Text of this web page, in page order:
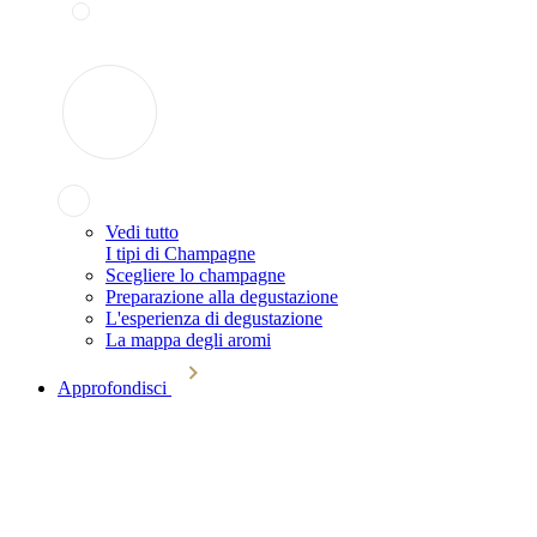
Vedi tutto
I tipi di Champagne
Scegliere lo champagne
Preparazione alla degustazione
L'esperienza di degustazione
La mappa degli aromi
Approfondisci